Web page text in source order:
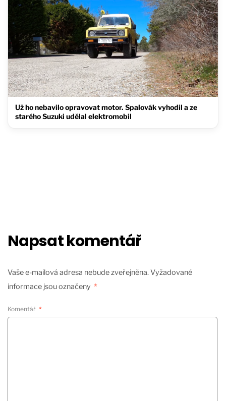
Už ho nebavilo opravovat motor. Spalovák vyhodil a ze
starého Suzuki udělal elektromobil
Napsat komentář
Vaše e-mailová adresa nebude zveřejněna.Vyžadované
informace jsou označeny *
Komentář *